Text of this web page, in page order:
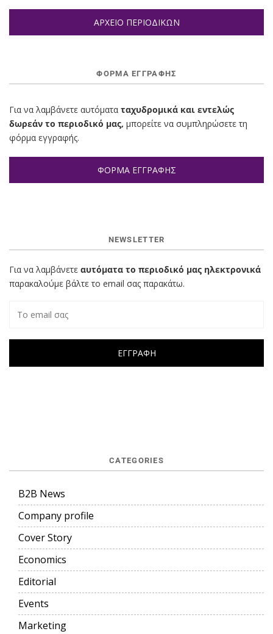
ΑΡΧΕΙΟ ΠΕΡΙΟΔΙΚΩΝ
ΦΌΡΜΑ ΕΓΓΡΑΦΉΣ
Για να λαμβάνετε αυτόματα ταχυδρομικά και εντελώς
δωρεάν το περιοδικό μας, μπορείτε να συμπληρώσετε τη
φόρμα εγγραφής.
ΦΟΡΜΑ ΕΓΓΡΑΦΗΣ
NEWSLETTER
Για να λαμβάνετε αυτόματα το περιοδικό μας ηλεκτρονικά
παρακαλούμε βάλτε το email σας παρακάτω.
CATEGORIES
B2B News
Company profile
Cover Story
Economics
Editorial
Events
Marketing